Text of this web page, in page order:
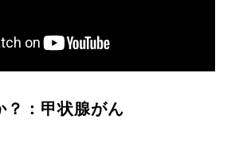
？：甲状腺がん